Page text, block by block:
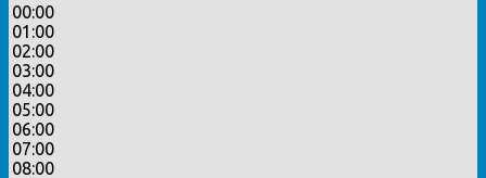
00:00
01:00
02:00
03:00
04:00
05:00
06:00
07:00
08:00